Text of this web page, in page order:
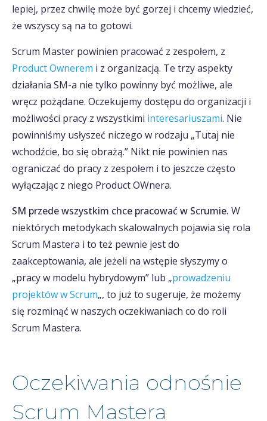
lepiej, przez chwilę może być gorzej i chcemy wiedzieć,
że wszyscy są na to gotowi.
Scrum Master powinien pracować z zespołem, z
Product Ownerem i z organizacją. Te trzy aspekty
działania SM-a nie tylko powinny być możliwe, ale
wręcz pożądane. Oczekujemy dostępu do organizacji i
możliwości pracy z wszystkimi interesariuszami. Nie
powinniśmy usłyszeć niczego w rodzaju „Tutaj nie
wchodźcie, bo się obrażą.” Nikt nie powinien nas
ograniczać do pracy z zespołem i to jeszcze często
wyłączając z niego Product OWnera.
SM przede wszystkim chce pracować w Scrumie. W
niektórych metodykach skalowalnych pojawia się rola
Scrum Mastera i to też pewnie jest do
zaakceptowania, ale jeżeli na wstępie słyszymy o
„pracy w modelu hybrydowym” lub „prowadzeniu
projektów w Scrum„, to już to sugeruje, że możemy
się rozminąć w naszych oczekiwaniach co do roli
Scrum Mastera.
Oczekiwania odnośnie
Scrum Mastera